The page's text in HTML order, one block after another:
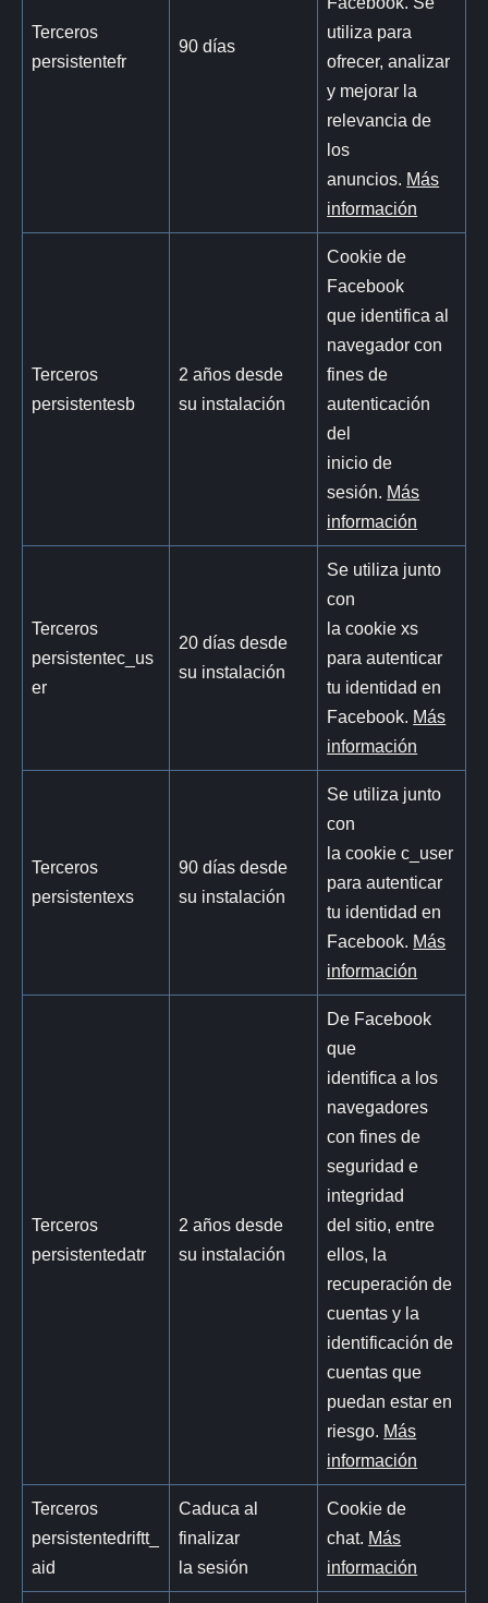
Terceros
persistentefr
90 días
utiliza para
ofrecer, analizar
y mejorar la
relevancia de
los
anuncios. Más
información
Terceros
persistentesb
2 años desde
su instalación
Cookie de
Facebook
que identifica al
navegador con
fines de
autenticación
del
inicio de
sesión. Más
información
Terceros
persistentec_us
er
20 días desde
su instalación
Se utiliza junto
con
la cookie xs
para autenticar
tu identidad en
Facebook. Más
información
Terceros
persistentexs
90 días desde
su instalación
Se utiliza junto
con
la cookie c_user
para autenticar
tu identidad en
Facebook. Más
información
Terceros
persistentedatr
2 años desde
su instalación
De Facebook
que
identifica a los
navegadores
con fines de
seguridad e
integridad
del sitio, entre
ellos, la
recuperación de
cuentas y la
identificación de
cuentas que
puedan estar en
riesgo. Más
información
Terceros
persistentedriftt_
aid
Caduca al
finalizar
la sesión
Cookie de
chat. Más
información